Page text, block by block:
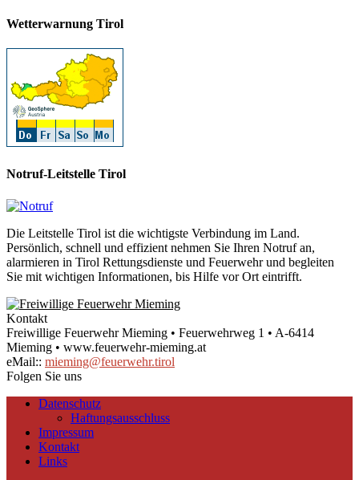
Wetterwarnung Tirol
Notruf-Leitstelle Tirol
Die Leitstelle Tirol ist die wichtigste Verbindung im Land.
Persönlich, schnell und effizient nehmen Sie Ihren Notruf an,
alarmieren in Tirol Rettungsdienste und Feuerwehr und begleiten
Sie mit wichtigen Informationen, bis Hilfe vor Ort eintrifft.
Kontakt
Freiwillige Feuerwehr Mieming • Feuerwehrweg 1 • A-6414
Mieming • www.feuerwehr-mieming.at
eMail:: mieming@feuerwehr.tirol
Folgen Sie uns
Datenschutz
Haftungsausschluss
Impressum
Kontakt
Links